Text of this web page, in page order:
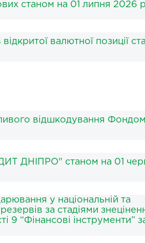
станом на 01 липня 2026
валютної позиції
відшкодування Фондом
ДНІПРО" станом на 01
у національній та
за стадіями
9 “Фінансові інструменти”